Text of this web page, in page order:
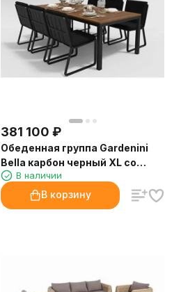
381 100 ₽
Обеденная группа Gardenini
Bella карбон черный XL со
стульями Voglie
В наличии
В корзину